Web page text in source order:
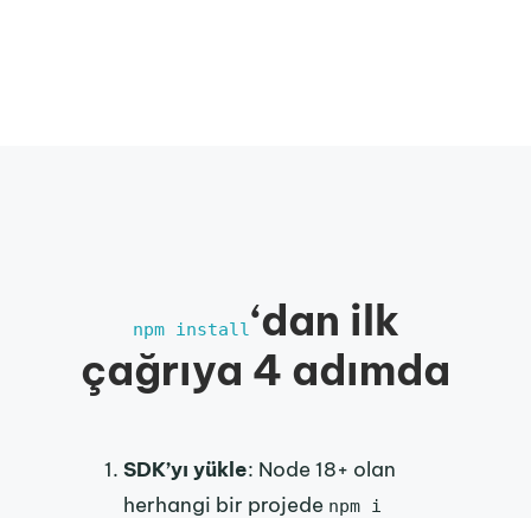
npm install ‘dan ilk
çağrıya 4 adımda
SDK’yı yükle: Node 18+ olan
herhangi bir projede npm i